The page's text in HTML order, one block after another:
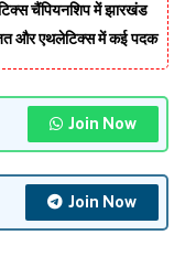
चैंपियनशिप में झारखंड
और एथलेटिक्स में कई पदक
Join Now
Join Now